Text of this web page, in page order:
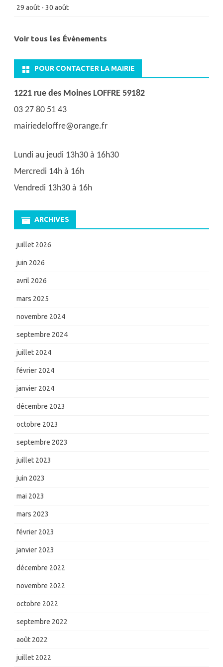
29 août - 30 août
Voir tous les Événements
POUR CONTACTER LA MAIRIE
1221 rue des Moines LOFFRE 59182
03 27 80 51 43
mairiedeloffre@orange.fr
Lundi au jeudi 13h30 à 16h30
Mercredi 14h à 16h
Vendredi 13h30 à 16h
ARCHIVES
juillet 2026
juin 2026
avril 2026
mars 2025
novembre 2024
septembre 2024
juillet 2024
février 2024
janvier 2024
décembre 2023
octobre 2023
septembre 2023
juillet 2023
juin 2023
mai 2023
mars 2023
février 2023
janvier 2023
décembre 2022
novembre 2022
octobre 2022
septembre 2022
août 2022
juillet 2022